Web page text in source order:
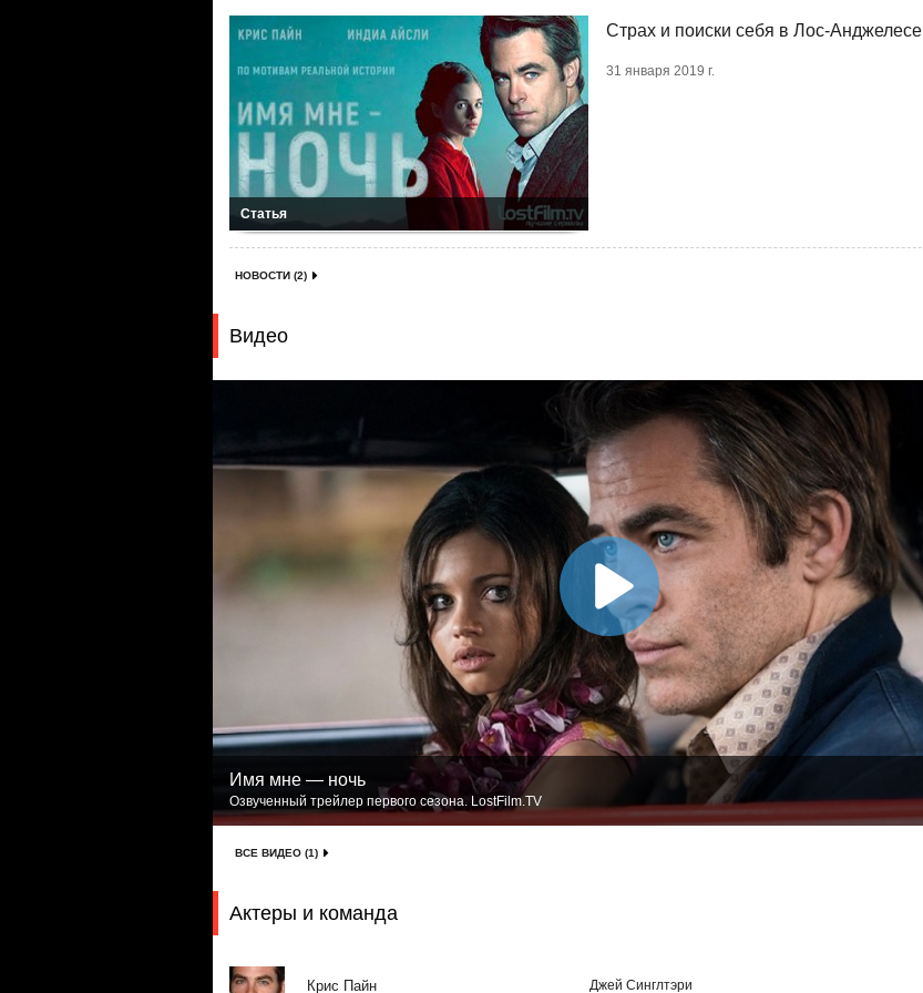
Статья
Страх и поиски себя в Лос-Анджелесе
31 января 2019 г.
НОВОСТИ (2)
Видео
Имя мне — ночь
Озвученный трейлер первого сезона. LostFilm.TV
ВСЕ ВИДЕО (1)
Актеры и команда
Крис Пайн Джей Синглтэри